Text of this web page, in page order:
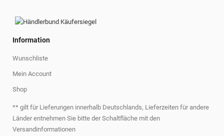
Information
Wunschliste
Mein Account
Shop
** gilt für Lieferungen innerhalb Deutschlands, Lieferzeiten für andere
Länder entnehmen Sie bitte der Schaltfläche mit den
Versandinformationen